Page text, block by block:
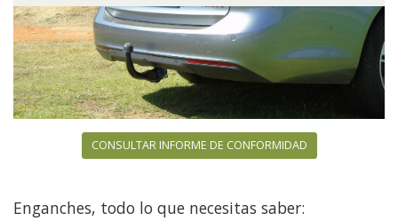
CONSULTAR INFORME DE CONFORMIDAD
Enganches, todo lo que necesitas saber: